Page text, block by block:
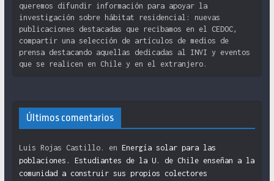
queremos difundir información para apoyar la
investigación sobre hábitat residencial: nuevas
publicaciones destacadas que recibamos en el CEDOC,
compartir una selección de artículos de medios de
prensa destacando aquellas dedicadas al INVI y eventos
que se realicen en Chile y en el extranjero.
Últimos comentarios
Luis Rojas Castillo. en Energía solar para las
poblaciones. Estudiantes de la U. de Chile enseñan a la
comunidad a construir sus propios colectores